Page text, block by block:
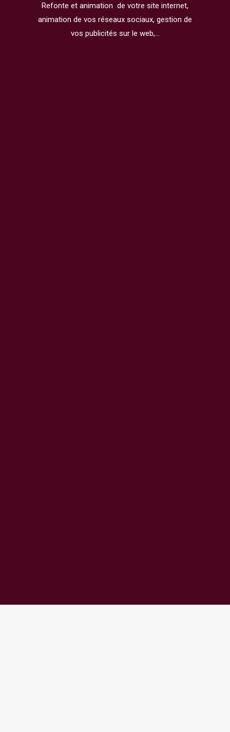
Refonte et animation de votre site internet,
animation de vos réseaux sociaux, gestion de
vos publicités sur le web,…